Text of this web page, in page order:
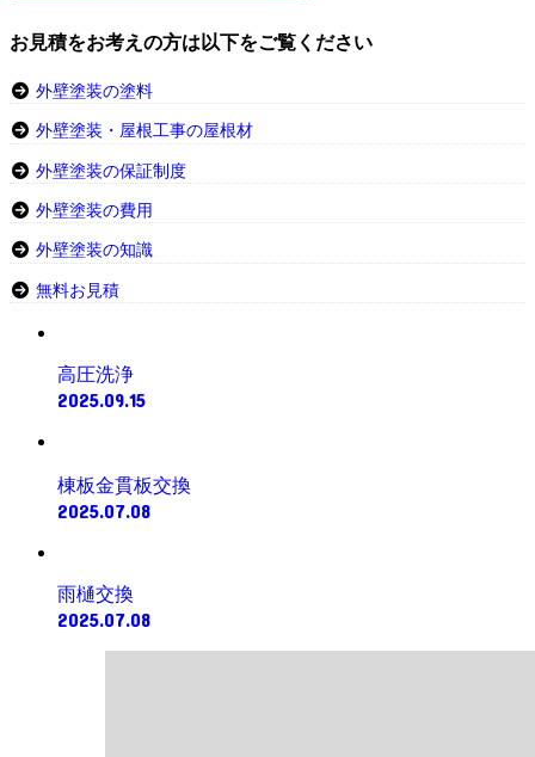
お見積をお考えの方は以下をご覧ください
外壁塗装の塗料
外壁塗装・屋根工事の屋根材
外壁塗装の保証制度
外壁塗装の費用
外壁塗装の知識
無料お見積
高圧洗浄
2025.09.15
棟板金貫板交換
2025.07.08
雨樋交換
2025.07.08